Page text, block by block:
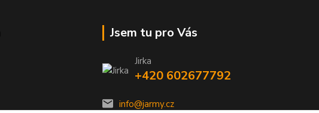
Jsem tu pro Vás
Jirka
+420 602677792
info@jarmy.cz